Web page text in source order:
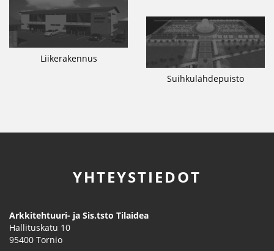
Liikerakennus
Suihkulähdepuisto
YHTEYSTIEDOT
Arkkitehtuuri- ja Sis.tsto Tilaidea
Hallituskatu 10
95400 Tornio